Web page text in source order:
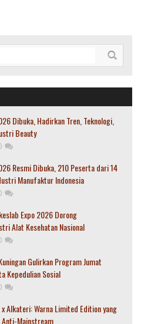
Dibuka, Hadirkan Tren, Teknologi,
Beauty
Resmi Dibuka, 210 Peserta dari 14
Manufaktur Indonesia
Expo 2026 Dorong
Alat Kesehatan Nasional
Gulirkan Program Jumat
Kepedulian Sosial
Alkateri: Warna Limited Edition yang
Anti-Mainstream